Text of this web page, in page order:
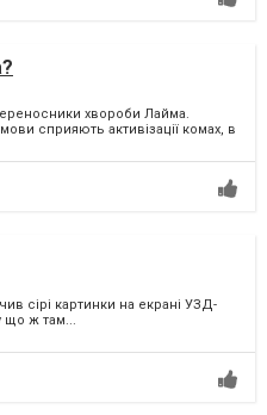
хвороби Лайма.
сприяють активізації комах, в
сірі картинки на екрані УЗД-
що ж там...